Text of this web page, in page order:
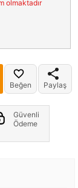
olmaktadır
Beğen Paylaş
Güvenli
Ödeme